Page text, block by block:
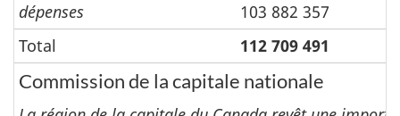
dépenses
103 882 357
Total
112 709 491
Commission de la capitale nationale